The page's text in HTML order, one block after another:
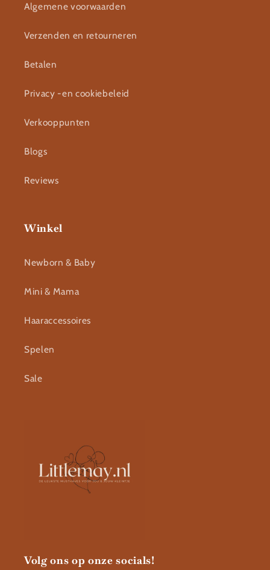
Algemene voorwaarden
Verzenden en retourneren
Betalen
Privacy -en cookiebeleid
Verkooppunten
Blogs
Reviews
Winkel
Newborn & Baby
Mini & Mama
Haaraccessoires
Spelen
Sale
Volg ons op onze socials!